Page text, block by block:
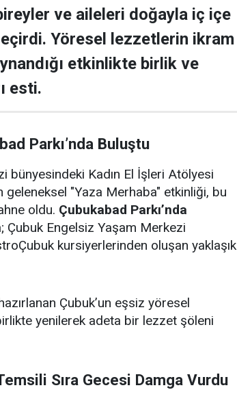
ve aileleri doğayla iç içe
Yöresel lezzetlerin ikram
etkinlikte birlik ve
esti.
Parkı’nda Buluştu
bünyesindeki Kadın El İşleri Atölyesi
geleneksel "Yaza Merhaba" etkinliği, bu
oldu. Çubukabad Parkı’nda
Engelsiz Yaşam Merkezi
kursiyerlerinden oluşan yaklaşık
Çubuk’un eşsiz yöresel
yenilerek adeta bir lezzet şöleni
Sıra Gecesi Damga Vurdu